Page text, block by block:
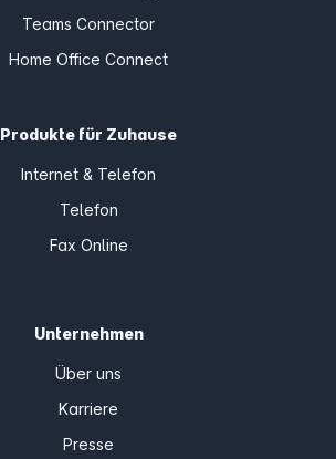
Teams Connector
Home Office Connect
Produkte für Zuhause
Internet & Telefon
Telefon
Fax Online
Unternehmen
Über uns
Karriere
Presse